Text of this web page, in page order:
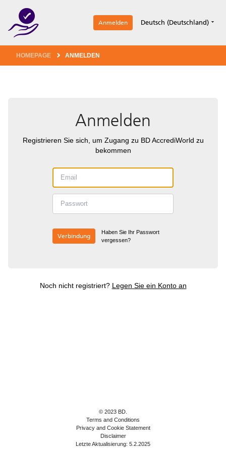
Anmelden Deutsch (Deutschland)
HOMEPAGE ANMELDEN
Anmelden
Registrieren Sie sich, um Zugang zu BD AccrediWorld zu
bekommen
Verbindung
Haben Sie Ihr Passwort
vergessen?
Noch nicht registriert? Legen Sie ein Konto an
© 2023 BD.
Terms and Conditions
Privacy and Cookie Statement
Disclaimer
Letzte Aktualisierung: 5.2.2025